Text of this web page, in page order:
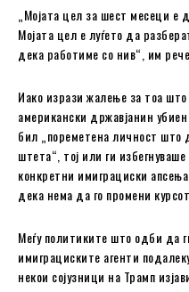
„Мојата цел за шест месеци е
Мојата цел е луѓето да
дека работиме со нив“, им
Иако изрази жалење за тоа
американски државјанин
бил „пореметена личност
штета“, тој или ги
конкретни имиграциски
дека нема да го промени курсот.
Меѓу политиките што одби
имиграциските агенти
некои сојузници на Трамп